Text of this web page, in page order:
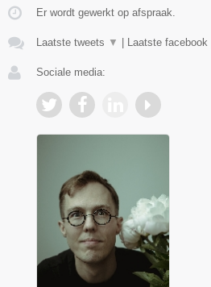
Er wordt gewerkt op afspraak.
Laatste tweets ▼ Laatste facebook
Sociale media: